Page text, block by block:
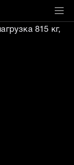
815 кг,